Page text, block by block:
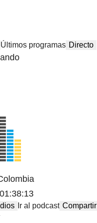
Últimos programas Directo
Ir al podcast Compartir